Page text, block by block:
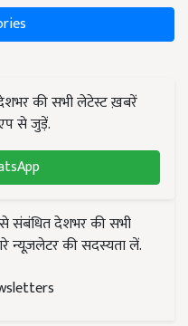
की सभी लेटेस्ट ख़बरें
से जुड़ें.
संबंधित देशभर की सभी
न्यूज़लेटर की सदस्यता लें.